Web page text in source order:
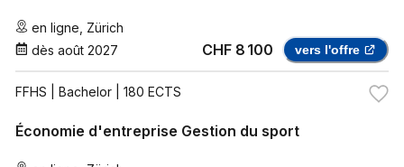
en ligne Zürich
dès août 2027 CHF 8 100 vers l'offre
FFHS | Bachelor | 180 ECTS
Économie d'entreprise Gestion du sport